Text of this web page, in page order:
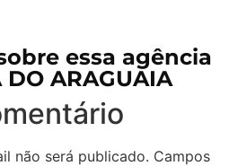
essa agência
DO ARAGUAIA
não será publicado. Campos